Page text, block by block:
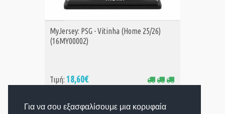
Για να σου εξασφαλίσουμε μια κορυφαία
ΑΓΟΡΑ
MyJersey: PSG - Vitinha (Home 25/26)
(16MY00002)
Τιμή: 18,60€